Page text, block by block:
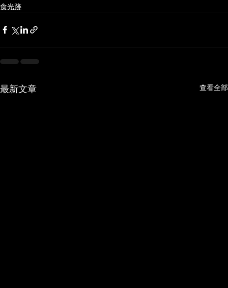
食光跡
最新文章 查看全部